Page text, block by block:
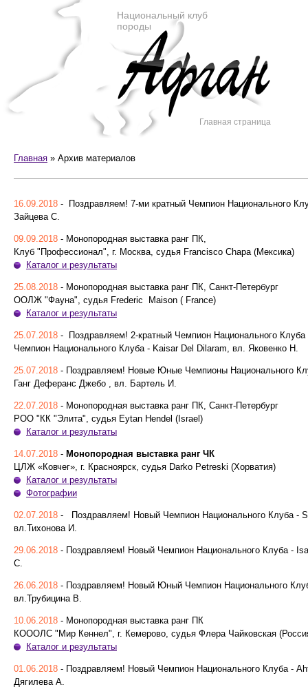
Национальный клуб
породы
Главная страница
Главная » Архив материалов
16.09.2018 - Поздравляем! 7-ми кратный Чемпион Национального
Зайцева С.
09.09.2018 - Монопородная выставка ранг ПК,
Клуб "Профессионал", г. Москва, судья Francisco Chapa (Мексика)
Каталог и результаты
25.08.2018 - Монопородная выставка ранг ПК, Санкт-Петербург
ООЛЖ "Фауна", судья Frederic Maison ( France)
Каталог и результаты
25.07.2018 - Поздравляем! 2-кратный Чемпион Национального
Чемпион Национального Клуба - Kaisar Del Dilaram, вл. Яковенко Н.
25.07.2018 - Поздравляем! Новые Юные Чемпионы Национального
Ганг Деферанс Джебо , вл. Бартель И.
22.07.2018 - Монопородная выставка ранг ПК, Санкт-Петербург
РОО "КК "Элита", судья Eytan Hendel (Israel)
Каталог и результаты
14.07.2018 - Монопородная выставка ранг ЧК
ЦЛЖ «Ковчег», г. Красноярск, судья Darko Petreski (Хорватия)
Каталог и результаты
Фотографии
02.07.2018 - Поздравляем! Новый Чемпион Национального Клуба -
вл.Тихонова И.
29.06.2018 - Поздравляем! Новый Чемпион Национального Клуба -
С.
26.06.2018 - Поздравляем! Новый Юный Чемпион Национального
вл.Трубицина В.
10.06.2018 - Монопородная выставка ранг ПК
КОООЛС "Мир Кеннел", г. Кемерово, судья Флера Чайковская
Каталог и результаты
01.06.2018 - Поздравляем! Новый Чемпион Национального Клуба -
Дягилева А.